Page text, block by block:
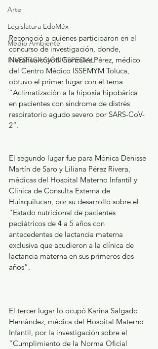
Arte
Legislatura EdoMéx
Medio Ambiente
INVESTIGACIÓN ESPECIAL
Reconoció a quienes participaron en el
concurso de investigación, donde,
Nezahualcóyotl González Pérez, médico
del Centro Médico ISSEMYM Toluca,
obtuvo el primer lugar con el tema
“Aclimatización a la hipoxia hipobárica
en pacientes con síndrome de distrés
respiratorio agudo severo por SARS-CoV-
2”.
El segundo lugar fue para Mónica Denisse
Martín de Saro y Liliana Pérez Rivera,
médicas del Hospital Materno Infantil y
Clínica de Consulta Externa de
Huixquilucan, por su desarrollo sobre el
“Estado nutricional de pacientes
pediátricos de 4 a 5 años con
antecedentes de lactancia materna
exclusiva que acudieron a la clínica de
lactancia materna en sus primeros dos
años”.
El tercer lugar lo ocupó Karina Salgado
Hernández, médica del Hospital Materno
Infantil, por la investigación sobre el
“Cumplimiento de la Norma Oficial